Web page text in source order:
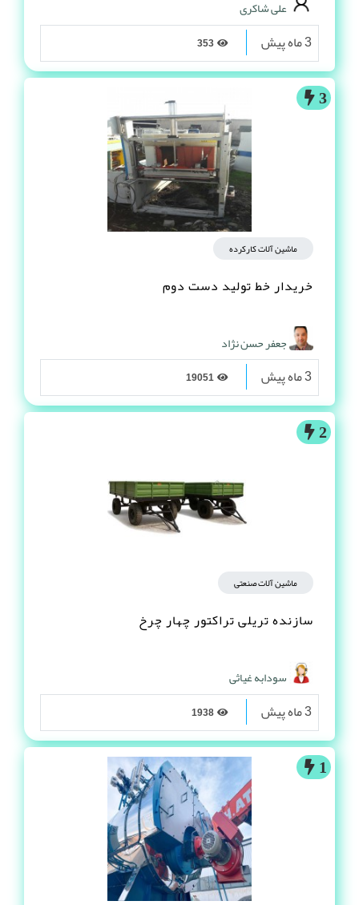
علی شاکری
3 ماه پیش
3
ماشین آلات کارکرده
خریدار خط تولید دست دوم
جعفر حسن نژاد
3 ماه پیش
2
ماشین آلات صنعتی
سازنده تریلی تراکتور چهار چرخ
سودابه غیاثی
3 ماه پیش
1